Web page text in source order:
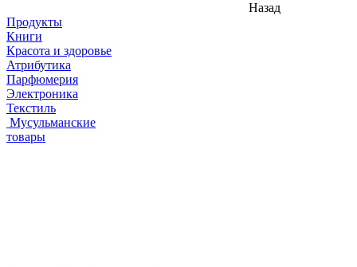
Назад
Продукты
Книги
Красота и здоровье
Атрибутика
Парфюмерия
Электроника
Текстиль
Мусульманские
товары